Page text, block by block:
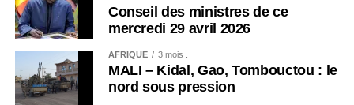
Conseil des ministres de ce
mercredi 29 avril 2026
AFRIQUE 3 mois .
MALI – Kidal, Gao, Tombouctou : le
nord sous pression